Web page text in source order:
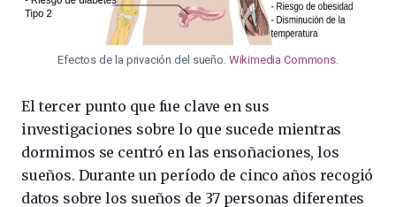
Efectos de la privación del sueño. Wikimedia Commons.
El tercer punto que fue clave en sus
investigaciones sobre lo que sucede mientras
dormimos se centró en las ensoñaciones, los
sueños. Durante un período de cinco años recogió
datos sobre los sueños de 37 personas diferentes